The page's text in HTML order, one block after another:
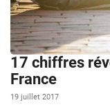
17 chiffres
France
19 juillet 2017